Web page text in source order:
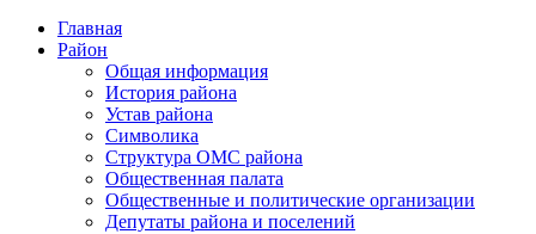
Главная
Район
Общая информация
История района
Устав района
Символика
Структура ОМС района
Общественная палата
Общественные и политические организации
Депутаты района и поселений